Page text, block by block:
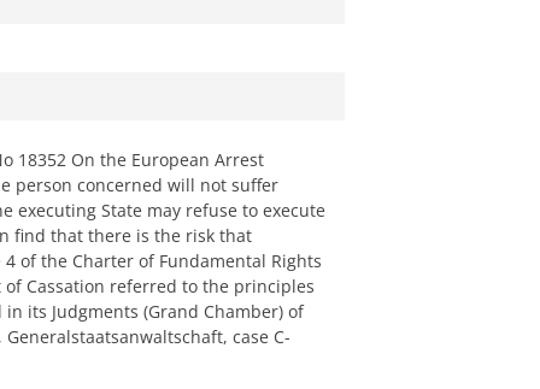
18352 On the European Arrest
person concerned will not suffer
State may refuse to execute
find that there is the risk that
of the Charter of Fundamental Rights
Cassation referred to the principles
its Judgments (Grand Chamber) of
Generalstaatsanwaltschaft, case C-